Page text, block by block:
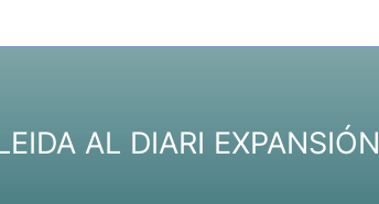
AL DIARI EXPANSIÓN